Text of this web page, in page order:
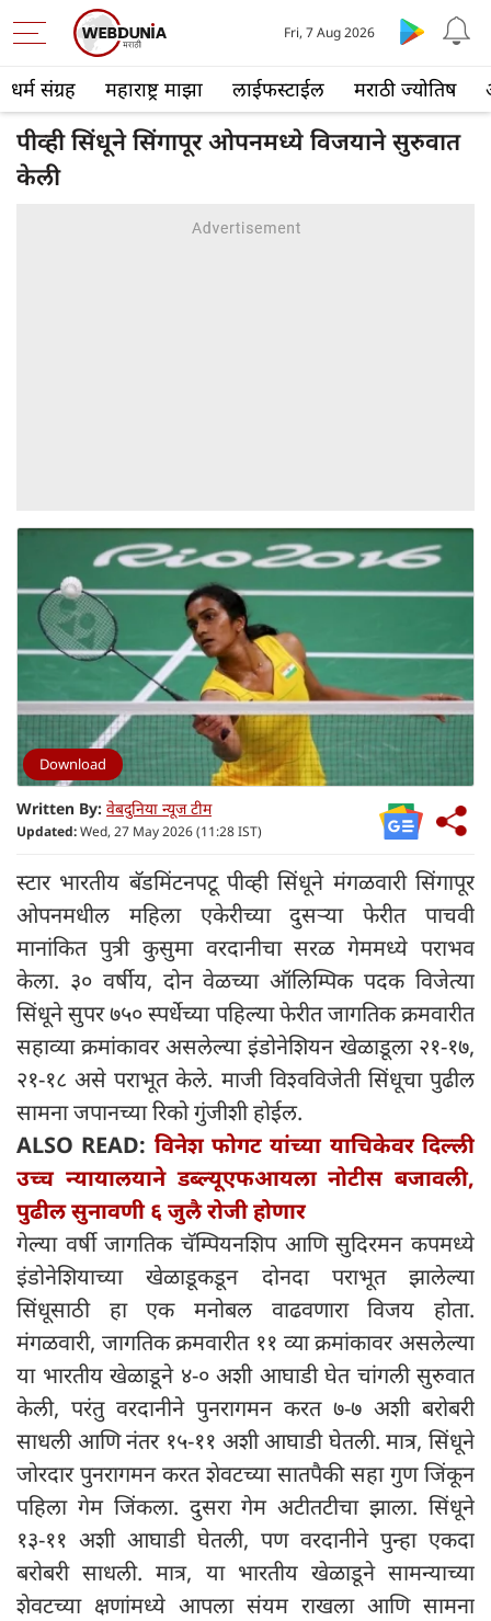
धर्म संग्रह महाराष्ट्र माझा लाईफस्टाईल मराठी ज्योतिष
Fri, 7 Aug 2026
पीव्ही सिंधूने सिंगापूर ओपनमध्ये विजयाने सुरुवात
केली
Download
Written By: वेबदुनिया न्यूज टीम
Updated:Wed, 27 May 2026 (11:28 IST)
स्टार भारतीय बॅडमिंटनपटू पीव्ही सिंधूने मंगळवारी सिंगापूर
ओपनमधील महिला एकेरीच्या दुसऱ्या फेरीत पाचवी
मानांकित पुत्री कुसुमा वरदानीचा सरळ गेममध्ये पराभव
केला. ३० वर्षीय, दोन वेळच्या ऑलिम्पिक पदक विजेत्या
सिंधूने सुपर ७५० स्पर्धेच्या पहिल्या फेरीत जागतिक क्रमवारीत
सहाव्या क्रमांकावर असलेल्या इंडोनेशियन खेळाडूला २१-१७,
२१-१८ असे पराभूत केले. माजी विश्वविजेती सिंधूचा पुढील
सामना जपानच्या रिको गुंजीशी होईल.
ALSO READ: विनेश फोगट यांच्या याचिकेवर दिल्ली
उच्च न्यायालयाने डब्ल्यूएफआयला नोटीस बजावली,
पुढील सुनावणी ६ जुलै रोजी होणार
गेल्या वर्षी जागतिक चॅम्पियनशिप आणि सुदिरमन कपमध्ये
इंडोनेशियाच्या खेळाडूकडून दोनदा पराभूत झालेल्या
सिंधूसाठी हा एक मनोबल वाढवणारा विजय होता.
मंगळवारी, जागतिक क्रमवारीत ११ व्या क्रमांकावर असलेल्या
या भारतीय खेळाडूने ४-० अशी आघाडी घेत चांगली सुरुवात
केली, परंतु वरदानीने पुनरागमन करत ७-७ अशी बरोबरी
साधली आणि नंतर १५-११ अशी आघाडी घेतली. मात्र, सिंधूने
जोरदार पुनरागमन करत शेवटच्या सातपैकी सहा गुण जिंकून
पहिला गेम जिंकला. दुसरा गेम अटीतटीचा झाला. सिंधूने
१३-११ अशी आघाडी घेतली, पण वरदानीने पुन्हा एकदा
बरोबरी साधली. मात्र, या भारतीय खेळाडूने सामन्याच्या
शेवटच्या क्षणांमध्ये आपला संयम राखला आणि सामना